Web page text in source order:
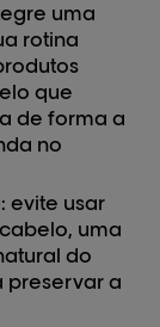
uma
rotina
que
de forma a
no
evite usar
uma
do
preservar a